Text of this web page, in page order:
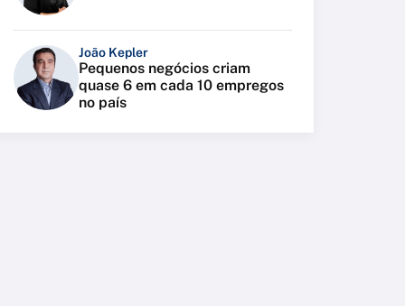
João Kepler
Pequenos negócios criam
quase 6 em cada 10 empregos
no país